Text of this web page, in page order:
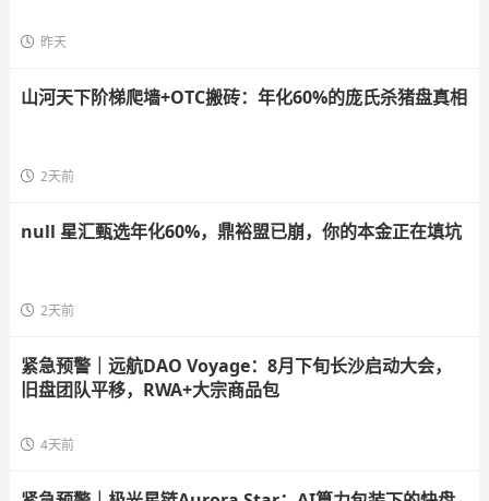
昨天
山河天下阶梯爬墙+OTC搬砖：年化60%的庞氏杀猪盘真相
2天前
null 星汇甄选年化60%，鼎裕盟已崩，你的本金正在填坑
2天前
紧急预警｜远航DAO Voyage：8月下旬长沙启动大会，
旧盘团队平移，RWA+大宗商品包
4天前